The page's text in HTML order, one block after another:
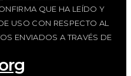
QUE HA LEÍDO Y
USO CON RESPECTO AL
ENVIADOS A TRAVÉS DE